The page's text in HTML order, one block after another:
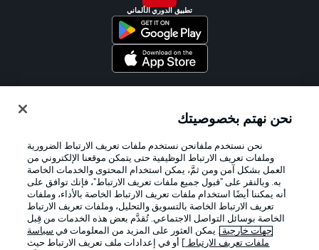
تطبيق الدوري الألماني
نحن نهتم بخصوصيتك
نحن نستخدم ملفانحن نستخدم ملفات تعريف الارتباط الضرورية
وملفات تعريف الارتباط الوظيفية حتى يتمكن موقعنا الإلكتروني من
العمل بشكل آمن ومن ثمَّ، يمكن استخدام المحتوى والخدمات الخاصة
به. وبالنقر على "قبول جميع ملفات تعريف الارتباط"، فإنك توافق على
أنه يمكننا أيضًا استخدام ملفات تعريف الارتباط الخاصة بالأداء، وملفات
تعريف الارتباط الخاصة بالتسويق والتحليل، وملفات تعريف الارتباط
الخاصة بوسائل التواصل الاجتماعي. تُقدَّم بعض هذه الخدمات من قِبل
جهات خارجية . يمكن العثور على المزيد من المعلومات في سياسة
ملفات تعريف الارتباط
] أو في إعدادات ملف تعريف الارتباط حيث